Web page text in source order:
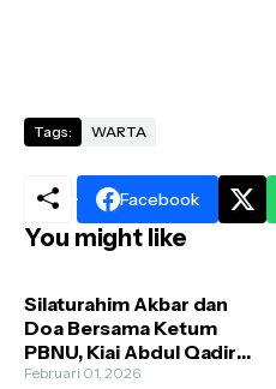
Tags: WARTA
Facebook
You might like
Silaturahim Akbar dan
Doa Bersama Ketum
PBNU, Kiai Abdul Qadir
Syam; NU itu Ibarat
Februari 01, 2026